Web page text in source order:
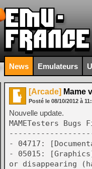
News Emulateurs
[Arcade] Mame
Posté le 08/10/2012 à
Nouvelle update.
MAMETesters Bugs
- 04717:
- 05015:
or disappearing